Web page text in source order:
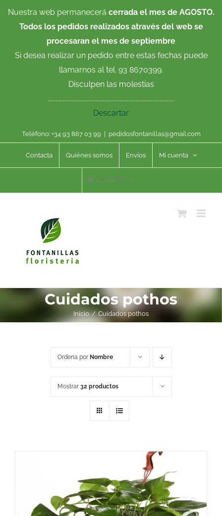
Nuestra web permanecerá cerrada el mes de AGOSTO.
Todos los pedidos realizados através del web se
procesaran el mes de septiembre
Si desea realizar un pedido entre estas fechas puede
llamarnos al tel. 93 8670399.
Disculpen las molestias
.....................................................................................
Descartar
Teléfono: +34 93 867 03 99 pedidosfontanillas@gmail.com
Contacta Quiénes somos Envíos Mi cuenta
CARRITO
Cuidados pothos
Inicio Cuidados pothos
Ordena por Nombre
Mostrar 32 productos